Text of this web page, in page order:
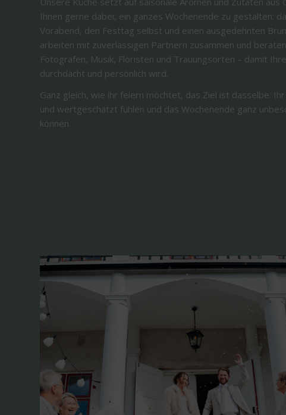
Ihnen gerne dabei, ein ganzes Wochenende zu gestalten:
Vorabend, den Festtag selbst und einen ausgedehnten
arbeiten mit zuverlässigen Partnern zusammen und
Fotografen, Musik, Floristen und Trauungsorten – damit
durchdacht und persönlich wird.
Ganz gleich, wie ihr feiern möchtet, das Ziel ist dasselbe:
und wertgeschätzt fühlen und das Wochenende ganz
können.